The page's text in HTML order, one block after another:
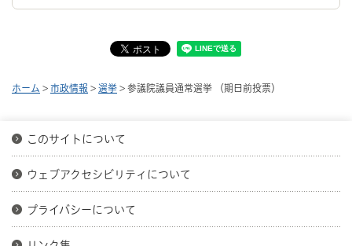
ホーム > 市政情報 > 選挙 > 参議院議員通常選挙 （期日前投票）
このサイトについて
ウェブアクセシビリティについて
プライバシーについて